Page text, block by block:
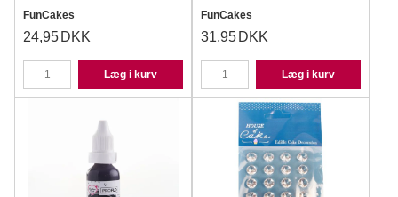
FunCakes
24,95 DKK
Læg i kurv
FunCakes
31,95 DKK
Læg i kurv